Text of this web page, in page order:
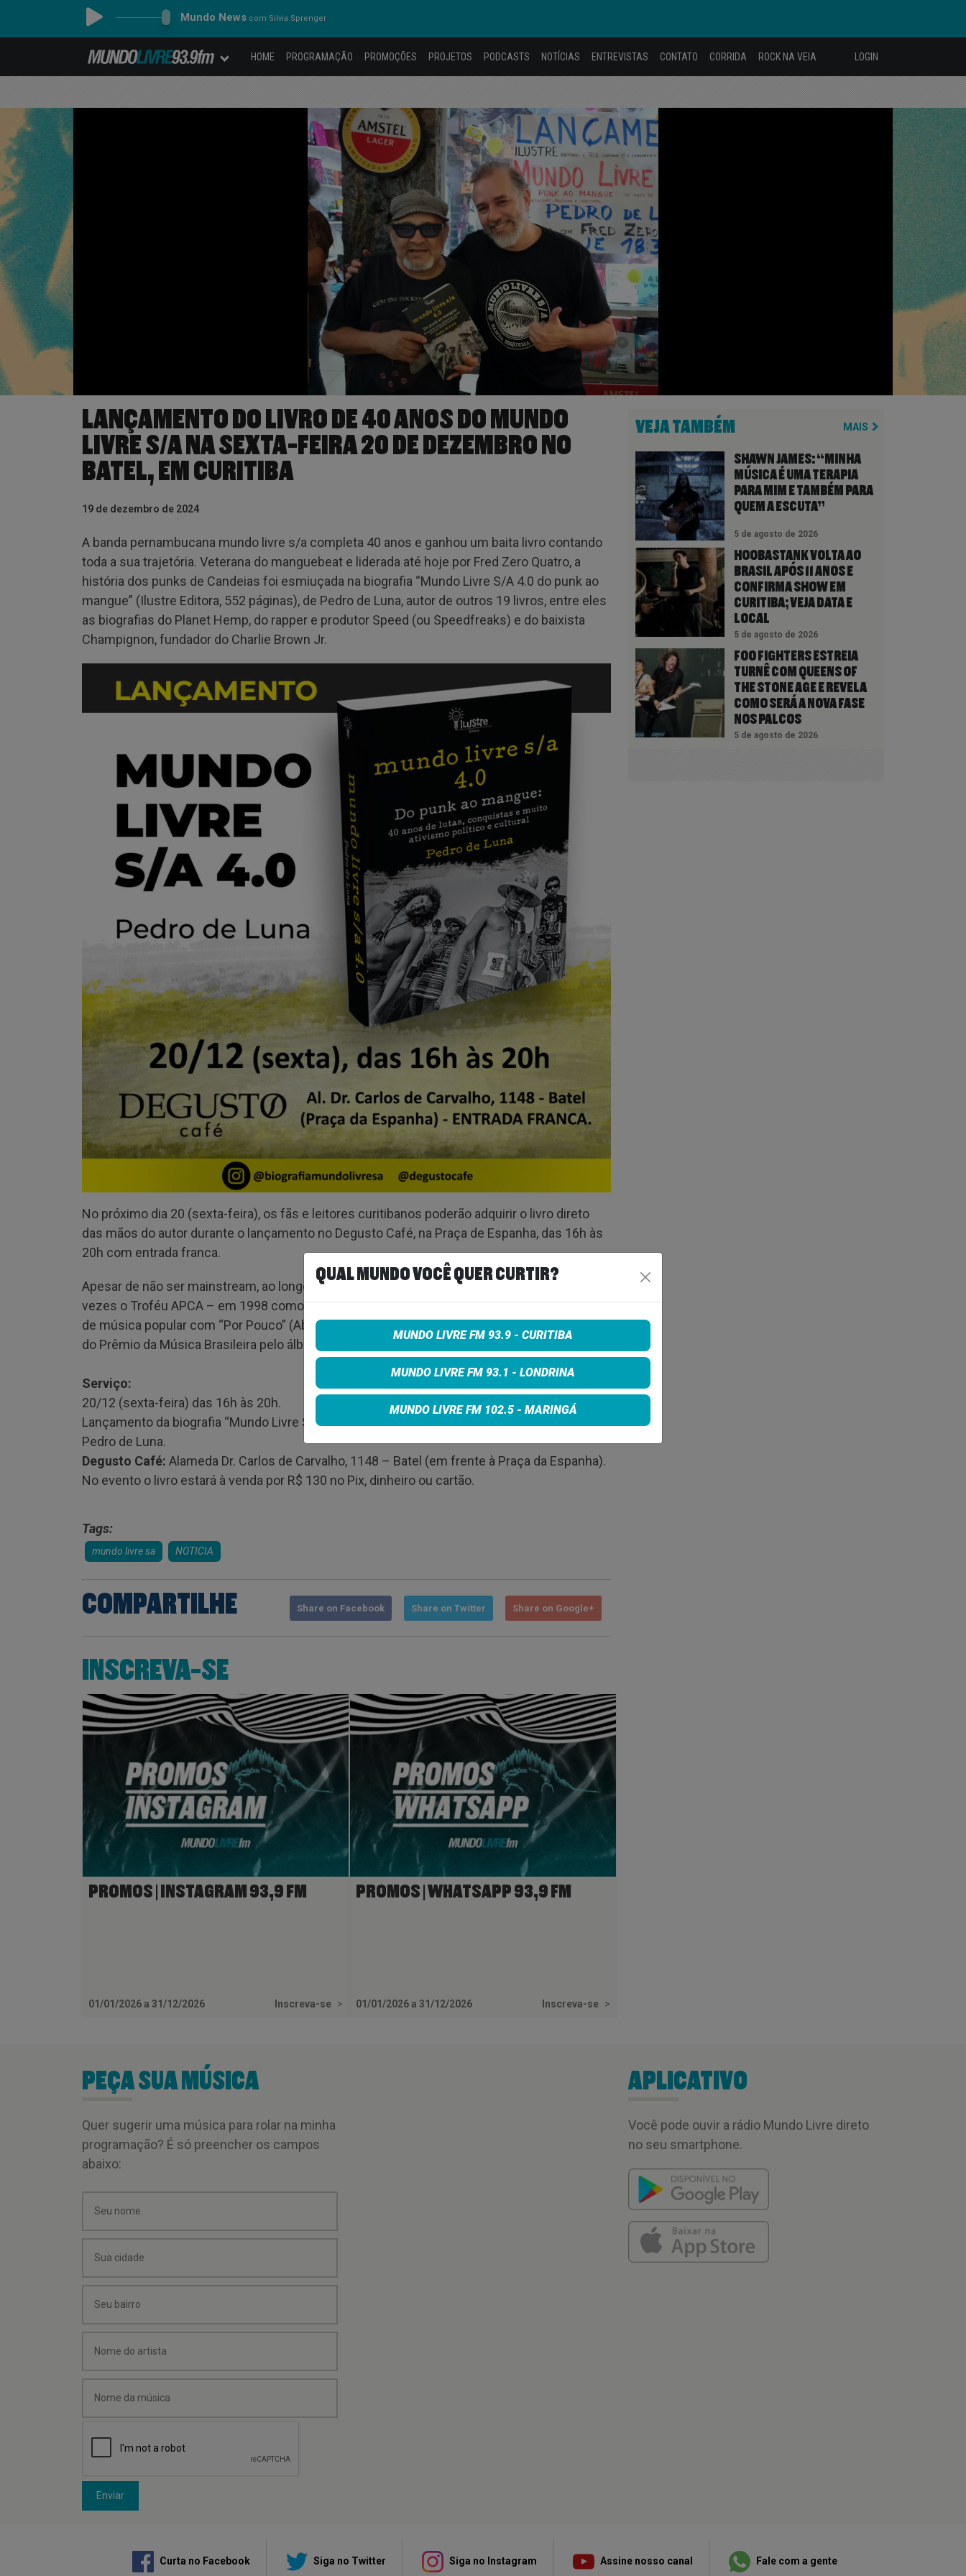
Mundo News com Silvia Sprenger
HOME PROGRAMAÇÃO PROMOÇÕES PROJETOS PODCASTS NOTÍCIAS ENTREVISTAS CONTATO CORRIDA ROCK NA VEIA LOGIN
LANÇAMENTO DO LIVRO DE 40 ANOS DO MUNDO
LIVRE S/A NA SEXTA-FEIRA 20 DE DEZEMBRO NO
BATEL, EM CURITIBA
19 de dezembro de 2024
A banda pernambucana mundo livre s/a completa 40 anos e ganhou um baita livro contando
toda a sua trajetória. Veterana do manguebeat e liderada até hoje por Fred Zero Quatro, a
história dos punks de Candeias foi esmiuçada na biografia “Mundo Livre S/A 4.0 do punk ao
mangue” (Ilustre Editora, 552 páginas), de Pedro de Luna, autor de outros 19 livros, entre eles
as biografias do Planet Hemp, do rapper e produtor Speed (ou Speedfreaks) e do baixista
Champignon, fundador do Charlie Brown Jr.
No próximo dia 20 (sexta-feira), os fãs e leitores curitibanos poderão adquirir o livro direto
das mãos do autor durante o lançamento no Degusto Café, na Praça de Espanha, das 16h às
20h com entrada franca.
Apesar de não ser mainstream, ao longo de quatro décadas o mundo livre s/a venceu duas
vezes o Troféu APCA – em 1998 como melhor grupo do ano e em 2000 como melhor disco
de música popular com “Por Pouco” (Abril Music) – e foi eleito o Melhor Grupo na 23ª edição
do Prêmio da Música Brasileira pelo álbum “Novas Lendas da Etnia Toshi Babaa”, de 2011.
Serviço:
20/12 (sexta-feira) das 16h às 20h.
Lançamento da biografia “Mundo Livre S/A 4.0 do punk ao mangue”, com a presença do autor
Pedro de Luna.
Degusto Café: Alameda Dr. Carlos de Carvalho, 1148 – Batel (em frente à Praça da Espanha).
No evento o livro estará à venda por R$ 130 no Pix, dinheiro ou cartão.
Tags:
mundo livre sa NOTICIA
COMPARTILHE Share on Facebook Share on Twitter Share on Google+
VEJA TAMBÉM MAIS
SHAWN JAMES: “MINHA
MÚSICA É UMA TERAPIA
PARA MIM E TAMBÉM PARA
QUEM A ESCUTA”
5 de agosto de 2026
HOOBASTANK VOLTA AO
BRASIL APÓS 11 ANOS E
CONFIRMA SHOW EM
CURITIBA; VEJA DATA E
LOCAL
5 de agosto de 2026
FOO FIGHTERS ESTREIA
TURNÊ COM QUEENS OF
THE STONE AGE E REVELA
COMO SERÁ A NOVA FASE
NOS PALCOS
5 de agosto de 2026
INSCREVA-SE
PROMOS | INSTAGRAM 93,9 FM
01/01/2026 a 31/12/2026 Inscreva-se >
PROMOS | WHATSAPP 93,9 FM
01/01/2026 a 31/12/2026 Inscreva-se >
PEÇA SUA MÚSICA
Quer sugerir uma música para rolar na minha
programação? É só preencher os campos
abaixo:
Enviar
APLICATIVO
Você pode ouvir a rádio Mundo Livre direto
no seu smartphone.
Curta no Facebook Siga no Twitter Siga no Instagram Assine nosso canal Fale com a gente
QUAL MUNDO VOCÊ QUER CURTIR?
MUNDO LIVRE FM 93.9 - CURITIBA
MUNDO LIVRE FM 93.1 - LONDRINA
MUNDO LIVRE FM 102.5 - MARINGÁ